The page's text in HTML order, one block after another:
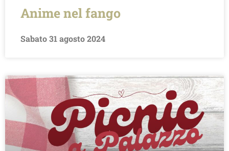
Anime nel fango
Sabato 31 agosto 2024